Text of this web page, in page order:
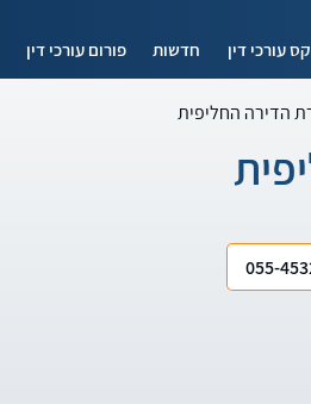
עורכי דין חדשות פורום עורכי דין
הדירה החליפית
055-